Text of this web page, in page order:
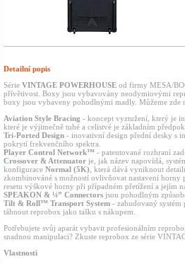
Detailní popis
Série VINTAGE POWERHOUSE od firmy MESA/
přívětivost. Boxy jsou vybavovány neodymiovými
boxy jsou vybaveny pohodlnými madly. Můžeme zde
Aviation Style Bracing - koncept vyztužení, který je
které je výjimečně tuhé a celistvé je základním
Tri-Ported Design - inovativní design přední desky s
pokrytí frekvenčního spektra.
Player Control Network™ - patentované rozhraní
Crossover & Attenuator je, jak název napovídá,
konfigurace Normal (5K) která dává vyniknout
zkombinováné s možností ovlivňovat nastavení horny
resetu výškové horny při případném přetížení a jejím
SPEAKON & ¼” Connectors jsou pohodlným
Tilt & Roll™ Transport System - zabudovaný systém
táhnout reprobox jako tašku s nákupem.
Potřebujete svůj aparát vybavit profesionálním
snadnou manipulaci? Zkuste reprobox ze série
Vlastnosti